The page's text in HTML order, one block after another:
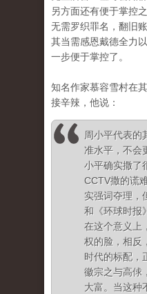
另方面还有便于掌控之
无需罗织罪名，翻旧
其当需感恩戴德全力
一步便于掌控了。
知名作家慕容雪村在
接辛辣，他说：
周小平代表的
准水平，不会
小平确实撒了
CCTV撒的谎
实强词夺理，
和《环球时报
在这个意义上
权的脸，相反
时代的标配，
徽宗之与高俅
大富。当这种